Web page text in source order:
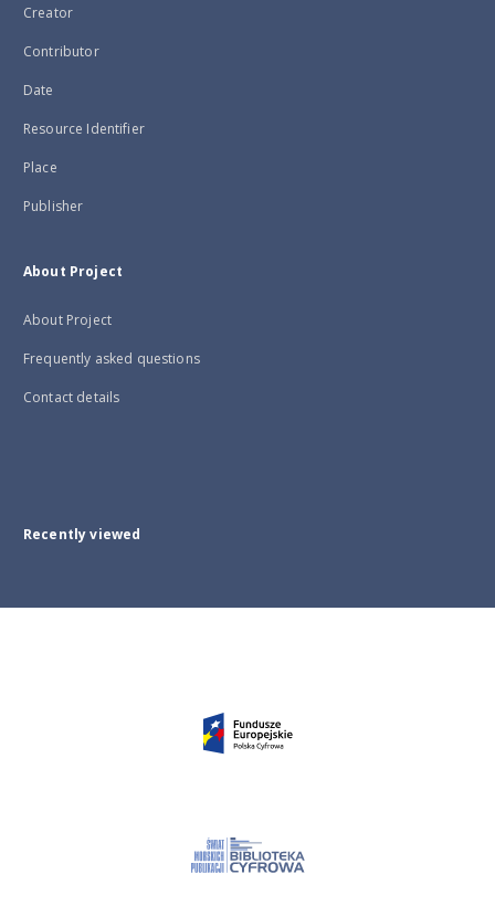
Creator
Contributor
Date
Resource Identifier
Place
Publisher
About Project
About Project
Frequently asked questions
Contact details
Recently viewed